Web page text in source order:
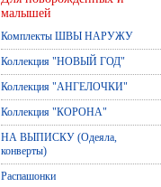
малышей
Комплекты ШВЫ НАРУЖУ
Коллекция "НОВЫЙ ГОД"
Коллекция "АНГЕЛОЧКИ"
Коллекция "КОРОНА"
НА ВЫПИСКУ (Одеяла,
конверты)
Распашонки